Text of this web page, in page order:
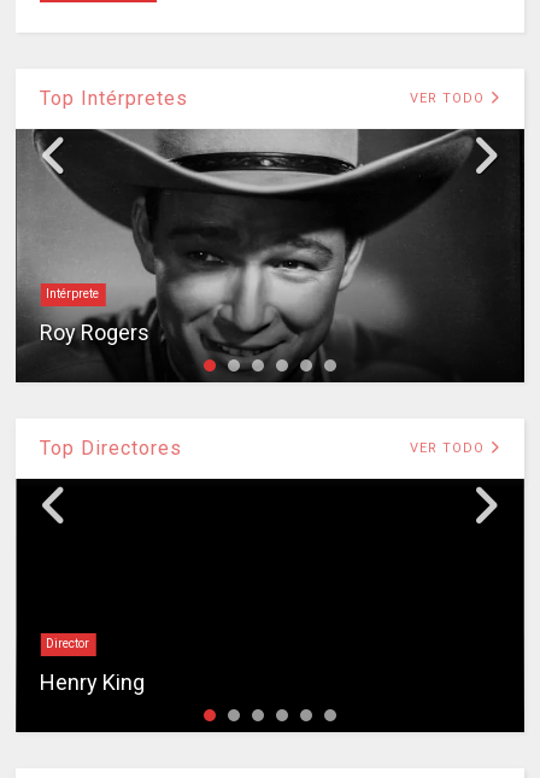
Top Intérpretes VER TODO
Intérprete
Roy Rogers
Top Directores VER TODO
Director
Henry King